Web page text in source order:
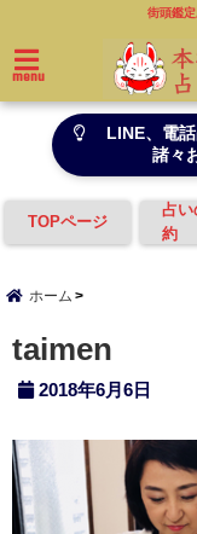
街頭鑑
menu
LINE、電話
諸々
TOPページ
占い
約
ホーム
taimen
2018年6月6日